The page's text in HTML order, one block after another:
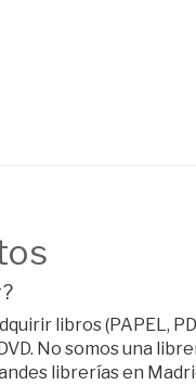
libros (PAPEL,
No somos una
librerías en